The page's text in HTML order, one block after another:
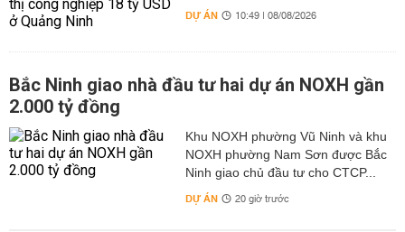
DỰ ÁN 10:49 | 08/08/2026
Bắc Ninh giao nhà đầu tư hai dự án NOXH gần
2.000 tỷ đồng
Khu NOXH phường Vũ Ninh và khu
NOXH phường Nam Sơn được Bắc
Ninh giao chủ đầu tư cho CTCP...
DỰ ÁN 20 giờ trước